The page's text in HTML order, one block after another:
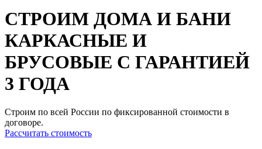
СТРОИМ ДОМА И БАНИ
КАРКАСНЫЕ И
БРУСОВЫЕ С ГАРАНТИЕЙ
3 ГОДА
Строим по всей России по фиксированной стоимости в
договоре.
Рассчитать стоимость